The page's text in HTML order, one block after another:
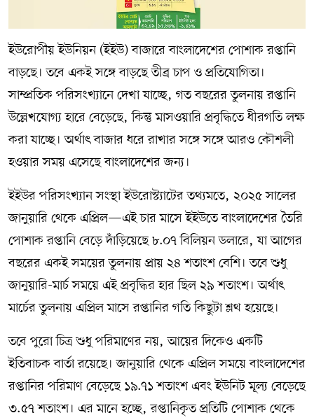
ইউরোপীয় ইউনিয়ন (ইইউ) বাজারে বাংলাদেশের পোশাক রপ্তানি
বাড়ছে। তবে একই সঙ্গে বাড়ছে তীব্র চাপ ও প্রতিযোগিতা।
সাম্প্রতিক পরিসংখ্যানে দেখা যাচ্ছে, গত বছরের তুলনায় রপ্তানি
উল্লেখযোগ্য হারে বেড়েছে, কিন্তু মাসওয়ারি প্রবৃদ্ধিতে ধীরগতি লক্ষ
করা যাচ্ছে। অর্থাৎ বাজার ধরে রাখার সঙ্গে সঙ্গে আরও কৌশলী
হওয়ার সময় এসেছে বাংলাদেশের জন্য।
ইইউর পরিসংখ্যান সংস্থা ইউরোস্ট্যাটের তথ্যমতে, ২০২৫ সালের
জানুয়ারি থেকে এপ্রিল—এই চার মাসে ইইউতে বাংলাদেশের তৈরি
পোশাক রপ্তানি বেড়ে দাঁড়িয়েছে ৮.০৭ বিলিয়ন ডলারে, যা আগের
বছরের একই সময়ের তুলনায় প্রায় ২৪ শতাংশ বেশি। তবে শুধু
জানুয়ারি-মার্চ সময়ে এই প্রবৃদ্ধির হার ছিল ২৯ শতাংশ। অর্থাৎ
মার্চের তুলনায় এপ্রিল মাসে রপ্তানির গতি কিছুটা শ্লথ হয়েছে।
তবে পুরো চিত্র শুধু পরিমাণের নয়, আয়ের দিকেও একটি
ইতিবাচক বার্তা রয়েছে। জানুয়ারি থেকে এপ্রিল সময়ে বাংলাদেশের
রপ্তানির পরিমাণ বেড়েছে ১৯.৭১ শতাংশ এবং ইউনিট মূল্য বেড়েছে
৩.৫৭ শতাংশ। এর মানে হচ্ছে, রপ্তানিকৃত প্রতিটি পোশাক থেকে